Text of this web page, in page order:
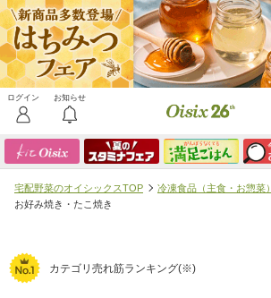
宅配野菜のオイシックスTOP
冷凍食品（主食・お惣菜）
お好み焼き・たこ焼き
カテゴリ売れ筋ランキング(※)